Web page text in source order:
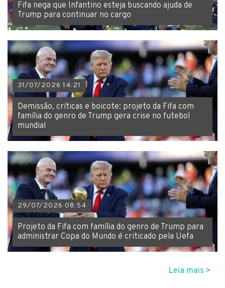
Fifa nega que Infantino esteja buscando ajuda de
Trump para continuar no cargo
31/07/2026 14:21
Demissão, críticas e boicote: projeto da Fifa com
família do genro de Trump gera crise no futebol
mundial
29/07/2026 08:54
Projeto da Fifa com família do genro de Trump para
administrar Copa do Mundo é criticado pela Uefa
Leia mais >